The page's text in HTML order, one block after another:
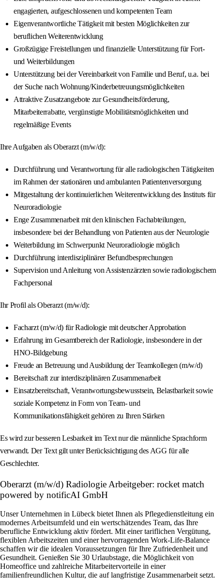
engagierten, aufgeschlossenen und kompetenten Team
Eigenverantwortliche Tätigkeit mit besten Möglichkeiten zur
beruflichen Weiterentwicklung
Großzügige Freistellungen und finanzielle Unterstützung für Fort-
und Weiterbildungen
Unterstützung bei der Vereinbarkeit von Familie und Beruf, u.a. bei
der Suche nach Wohnung/Kinderbetreuungsmöglichkeiten
Attraktive Zusatzangebote zur Gesundheitsförderung,
Mitarbeiterrabatte, vergünstigte Mobilitätsmöglichkeiten und
regelmäßige Events
Ihre Aufgaben als Oberarzt (m/w/d):
Durchführung und Verantwortung für alle radiologischen Tätigkeiten
im Rahmen der stationären und ambulanten Patientenversorgung
Mitgestaltung der kontinuierlichen Weiterentwicklung des Instituts für
Neuroradiologie
Enge Zusammenarbeit mit den klinischen Fachabteilungen,
insbesondere bei der Behandlung von Patienten aus der Neurologie
Weiterbildung im Schwerpunkt Neuroradiologie möglich
Durchführung interdisziplinärer Befundbesprechungen
Supervision und Anleitung von Assistenzärzten sowie radiologischem
Fachpersonal
Ihr Profil als Oberarzt (m/w/d):
Facharzt (m/w/d) für Radiologie mit deutscher Approbation
Erfahrung im Gesamtbereich der Radiologie, insbesondere in der
HNO-Bildgebung
Freude an Betreuung und Ausbildung der Teamkollegen (m/w/d)
Bereitschaft zur interdisziplinären Zusammenarbeit
Einsatzbereitschaft, Verantwortungsbewusstsein, Belastbarkeit sowie
soziale Kompetenz in Form von Team- und
Kommunikationsfähigkeit gehören zu Ihren Stärken
Es wird zur besseren Lesbarkeit im Text nur die männliche Sprachform
verwandt. Der Text gilt unter Berücksichtigung des AGG für alle
Geschlechter.
Oberarzt (m/w/d) Radiologie Arbeitgeber: rocket match
powered by notificAI GmbH
Unser Unternehmen in Lübeck bietet Ihnen als Pflegedienstleitung ein
modernes Arbeitsumfeld und ein wertschätzendes Team, das Ihre
berufliche Entwicklung aktiv fördert. Mit einer tariflichen Vergütung,
flexiblen Arbeitszeiten und einer hervorragenden Work-Life-Balance
schaffen wir die idealen Voraussetzungen für Ihre Zufriedenheit und
Gesundheit. Genießen Sie 30 Urlaubstage, die Möglichkeit von
Homeoffice und zahlreiche Mitarbeitervorteile in einer
familienfreundlichen Kultur, die auf langfristige Zusammenarbeit setzt.